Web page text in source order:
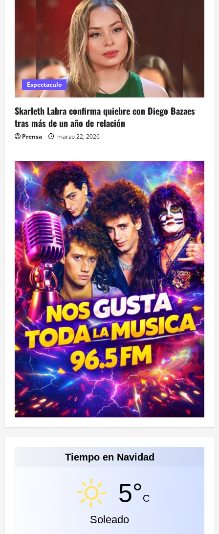
Espectaculo
Skarleth Labra confirma quiebre con Diego Bazaes
tras más de un año de relación
Prensa marzo 22, 2026
Tiempo en Navidad
5°C
Soleado